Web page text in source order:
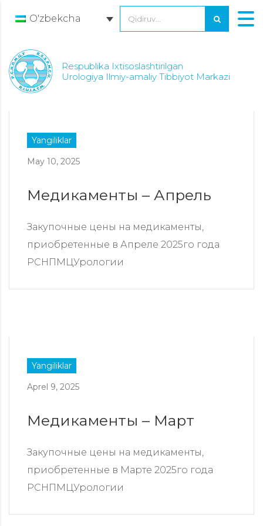
O'zbekcha
Respublika Ixtisoslashtirilgan
Urologiya Ilmiy-amaliy Tibbiyot Markazi
Yangiliklar
May 10, 2025
Медикаменты – Апрель
Закупочные цены на медикаменты,
приобретенные в Апреле 2025го года
РСНПМЦУрологии
Yangiliklar
Aprel 9, 2025
Медикаменты – Март
Закупочные цены на медикаменты,
приобретенные в Марте 2025го года
РСНПМЦУрологии